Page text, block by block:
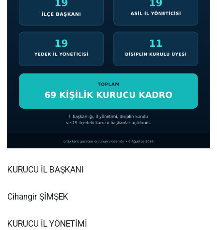
KURUCU İL BAŞKANI
Cihangir ŞİMŞEK
KURUCU İL YÖNETİMİ